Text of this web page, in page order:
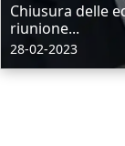
Chiusura delle
riunione...
28-02-2023